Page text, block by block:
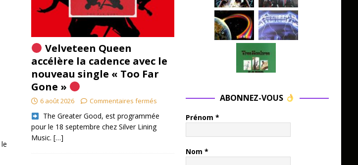
Velveteen Queen
accélère la cadence avec le
nouveau single « Too Far
Gone »
6 août 2026 Commentaires fermés
​ The Greater Good, est programmée
pour le 18 septembre chez Silver Lining
Music. […]
ABONNEZ-VOUS
Prénom *
Nom *